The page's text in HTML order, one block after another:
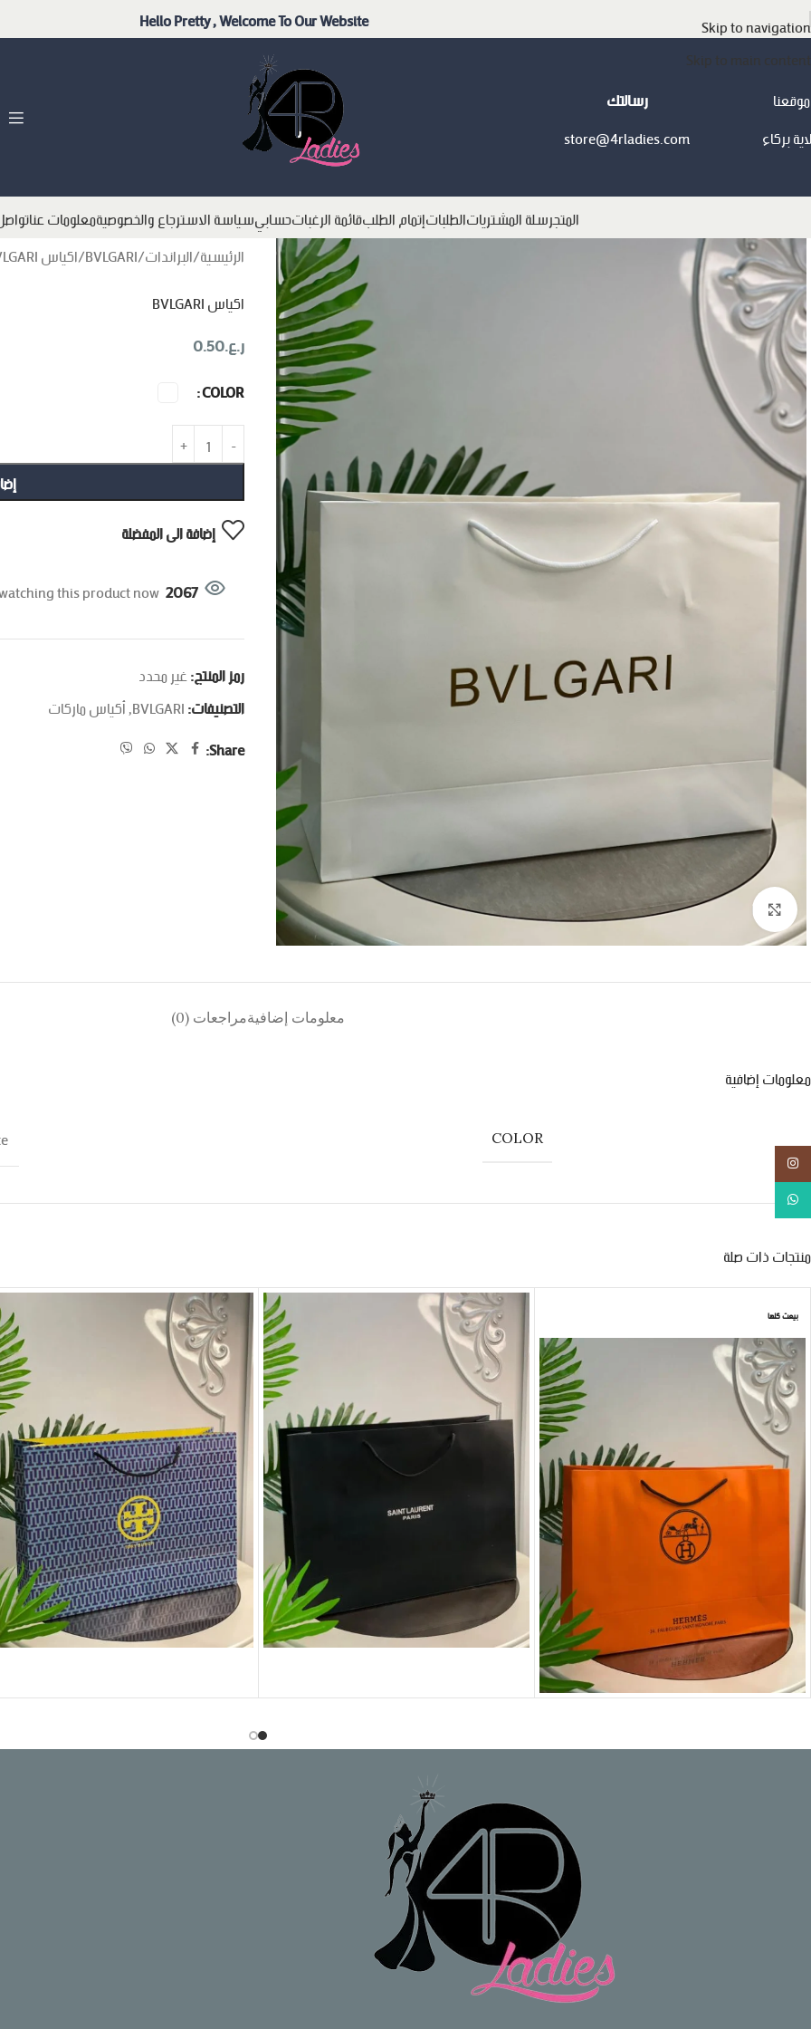
Skip to navigation
Skip to main content
Hello Pretty , Welcome To Our Website
موقعنا
بركاء
رسالتك
store@4rladies.com
المتجرسلة المشترياتالطلباتإتمام الطلبقائمة الرغباتحسابيسياسة الاسترجاع والخصوصيةمعلومات عنا
اضغط للتكبير
الرئيسية البراندات BVLGARI اكياس BVLGARI
اكياس BVLGARI
ر.ع.0.50
COLOR
إضافة الى المفضلة
2067
this product now!
رمز المنتج:غير محدد
التصنيفات:BVLGARI
,أكياس ماركات
Share:
معلومات إضافيةمراجعات (0)
معلومات إضافية
COLOR
منتجات ذات صلة
بيعت كلها
واتس اب